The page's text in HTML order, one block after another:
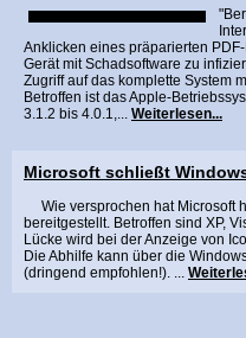
Anklicken eines präparierten
Gerät mit Schadsoftware zu
Zugriff auf das komplette System
Betroffen ist das Apple-
3.1.2 bis 4.0.1,... Weiterlesen...
Microsoft schließt
Wie versprochen hat Microsoft
bereitgestellt. Betroffen sind XP,
Lücke wird bei der Anzeige von
Die Abhilfe kann über die
(dringend empfohlen!). ...